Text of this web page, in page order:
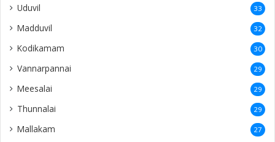
Uduvil 33
Madduvil 32
Kodikamam 30
Vannarpannai 29
Meesalai 29
Thunnalai 29
Mallakam 27